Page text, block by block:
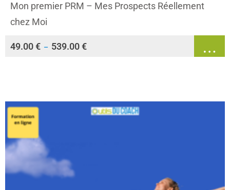
Mon premier PRM – Mes Prospects Réellement
chez Moi
49.00€ – 539.00€